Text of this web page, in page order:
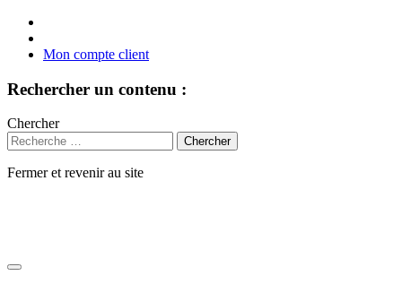
Mon compte client
Rechercher un contenu :
Chercher
Fermer et revenir au site